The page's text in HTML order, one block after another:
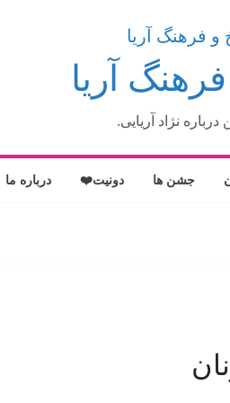
آریا
درباره نژاد آریایی.
جشن ها دونیت❤️ درباره ما